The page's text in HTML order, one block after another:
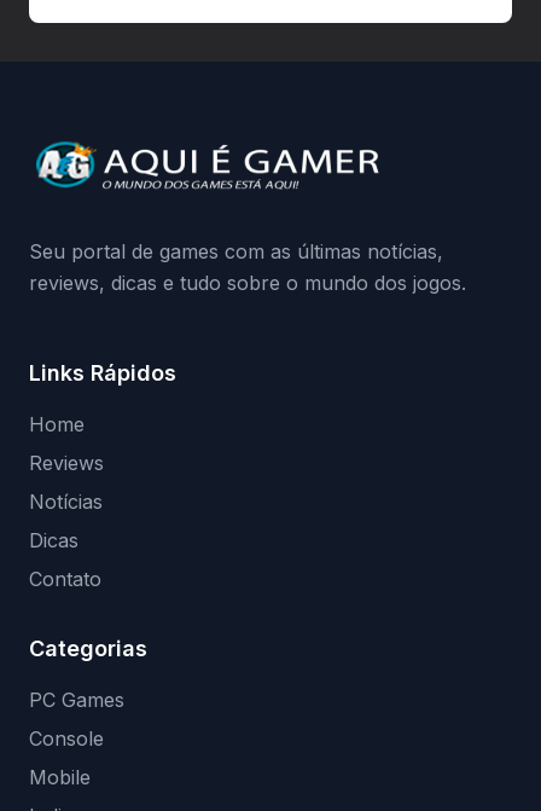
da Playground: negação do preload,
medidas contra acessos não autorizados
Seu portal de games com as últimas notícias,
reviews, dicas e tudo sobre o mundo dos jogos.
Links Rápidos
Home
Reviews
Notícias
Dicas
Contato
Categorias
PC Games
Console
Mobile